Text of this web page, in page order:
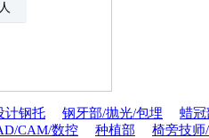
计钢托 钢牙部/抛光/包埋 蜡冠
CAM/数控 种植部 椅旁技师